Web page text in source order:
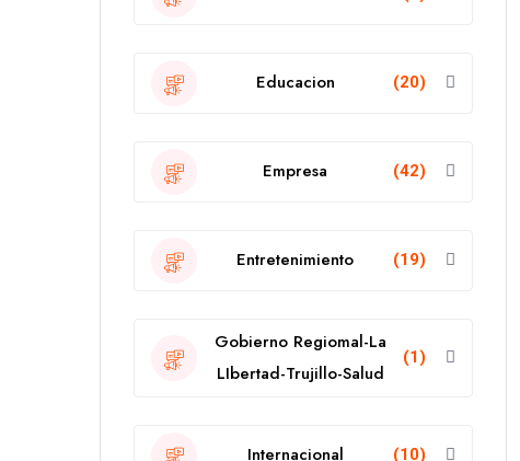
Educacion (20)
Empresa (42)
Entretenimiento (19)
Gobierno Regiomal-La
LIbertad-Trujillo-Salud
(1)
Internacional (10)